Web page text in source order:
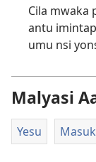
Cila mwaka
antu
umu nsi
Malyasi
Yesu